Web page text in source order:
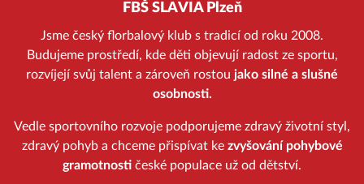
FBŠ SLAVIA Plzeň
Jsme český florbalový klub s tradicí od roku 2008.
Budujeme prostředí, kde děti objevují radost ze sportu,
rozvíjejí svůj talent a zároveň rostou jako silné a slušné
osobnosti.
Vedle sportovního rozvoje podporujeme zdravý životní styl,
zdravý pohyb a chceme přispívat kezvyšování pohybové
gramotnosti české populace už od dětství.